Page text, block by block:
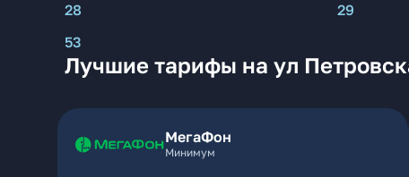
28
29
53
Лучшие тарифы на ул
МегаФон
Минимум